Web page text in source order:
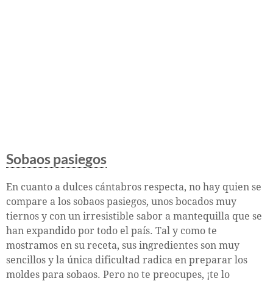
Sobaos pasiegos
En cuanto a dulces cántabros respecta, no hay quien se
compare a los sobaos pasiegos, unos bocados muy
tiernos y con un irresistible sabor a mantequilla que se
han expandido por todo el país. Tal y como te
mostramos en su receta, sus ingredientes son muy
sencillos y la única dificultad radica en preparar los
moldes para sobaos. Pero no te preocupes, ¡te lo